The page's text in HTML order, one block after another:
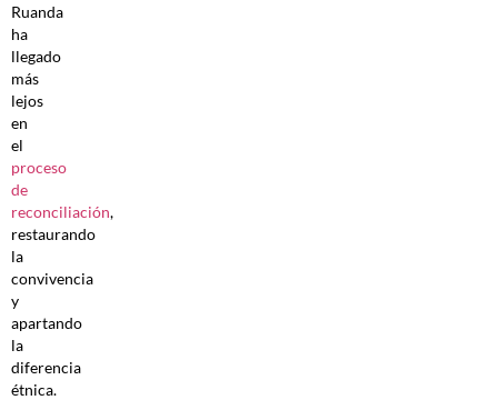
Ruanda
ha
llegado
más
lejos
en
el
proceso
de
reconciliación,
restaurando
la
convivencia
y
apartando
la
diferencia
étnica.